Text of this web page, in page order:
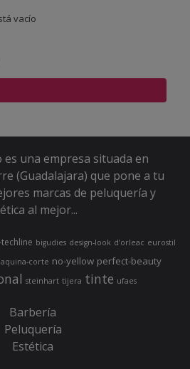
vacío
es una empresa situada en
(Guadalajara) que pone a tu
marcas de peluquería y
al mejor...
bigudies design-look d’orleac eurostil
corte no-yellow perfect-beauty
steinhart tijera tinte ufaes
Barbería
Peluquería
Estética